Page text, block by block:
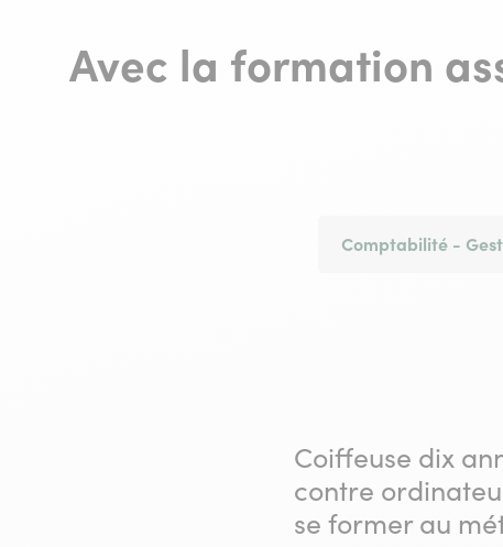
Avec la formation
Comptabilité -
Coiffeuse dix
contre
se former au